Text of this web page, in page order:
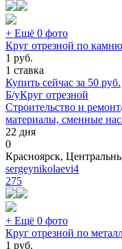
+ Ещё 0 фото
Круг отрезной по
1 руб.
1 ставка
Купить сейчас за 50 руб.
Б/уКруг отрезной
Строительство и ремонт
материалы, сменные
22 дня
0
Красноярск,
sergeynikolaevi4
275
+ Ещё 0 фото
Круг отрезной по
1 руб.